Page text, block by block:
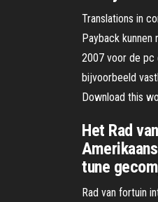
Translations in
Payback
2007 voor de pc
bijvoorbeeld
Download this
Het Rad
tune
Rad van fortuin